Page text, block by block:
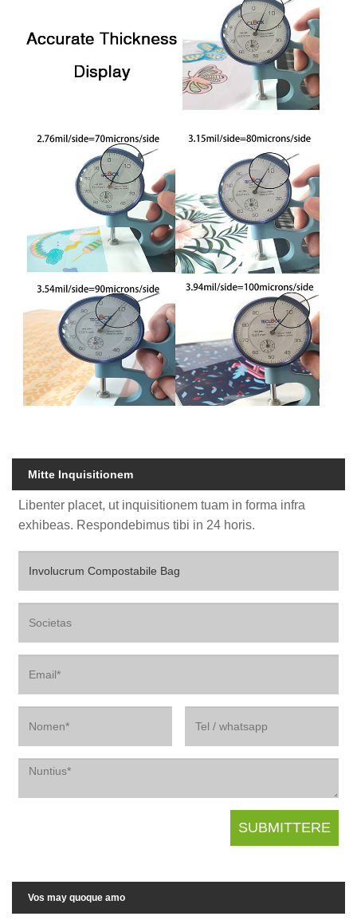
Mitte Inquisitionem
Libenter placet, ut inquisitionem tuam in forma infra
exhibeas. Respondebimus tibi in 24 horis.
Vos may quoque amo